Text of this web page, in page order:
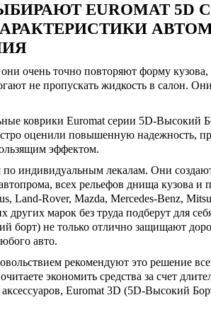
EUROMAT 5D
очень точно повторяют форму
не пропускать жидкость в салон.
коврики Euromat серии 5D-Высокий
оценили повышенную надежность,
эффектом.
индивидуальным лекалам. Они
всех рельефов днища кузова и
Land-Rover, Mazda, Mercedes-Benz,
марок без труда подберут для
борт) не только отлично защищают
авто.
рекомендуют это решение
экономить средства за счет
Euromat 3D (5D-Высокий